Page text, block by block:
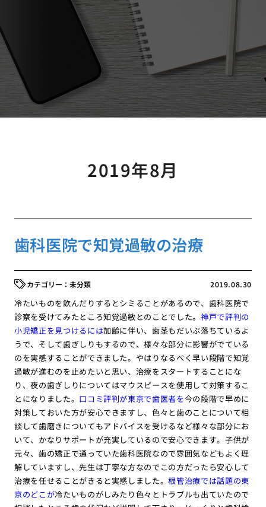
2019年8月
歯科医院で知覚過敏の治療
2019.08.30
未分類
冷たいものを飲んだりするとシミることがあるので、歯科医院で
診察を受けてみたところ知覚過敏とのことでした。神戸で評判の
小児矯正を見つけるには加齢に伴い、歯茎もだいぶ落ちているよ
うで、そして歯ぎしりもするので、様々な部分に影響がでている
のを実感することができました。やはりなるべく早い段階で知覚
過敏が進むのを止めたいと思い、治療をスタートすることにな
り、夜の歯ぎしりについてはマウスピースを使用して対策するこ
とになりました。 口コミ評判が東京で歯医者を今の段階で早めに
対策しておいた方が安心できますし、色々と歯のことについて相
談して歯磨きについてもアドバイスを受けるなど様々な部分にお
いて、かなりサポートが充実しているので安心できます。子供が
元々、歯の矯正で通っていた歯科医院なので雰囲気などもよく理
解していますし、先生は丁寧な方なのでこの方だったら安心して
治療を任せることがきると実感しました。根管治療では話題の東
京のどこが冷たいものがしみたり色々とトラブルも出ていたので